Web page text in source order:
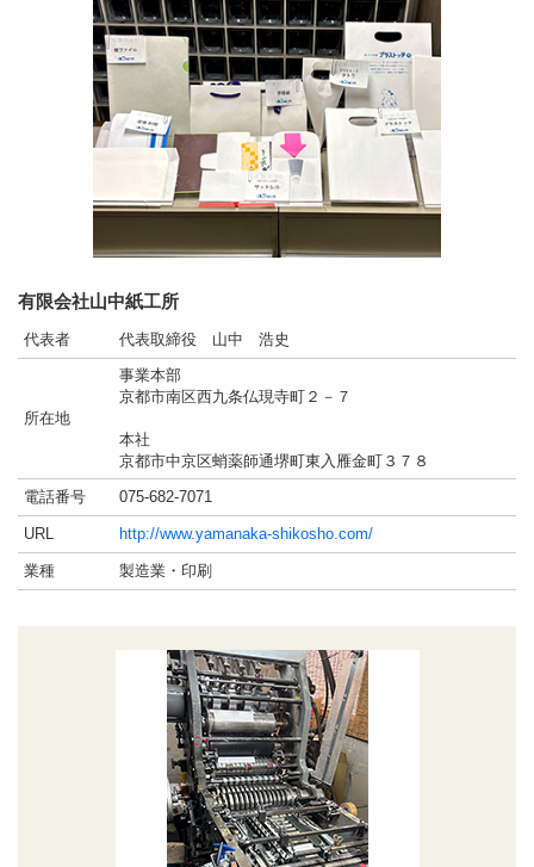
有限会社山中紙工所
代表者 代表取締役 山中 浩史
所在地
事業本部
京都市南区西九条仏現寺町２－７
本社
京都市中京区蛸薬師通堺町東入雁金町３７８
電話番号
075-682-7071
URL http://www.yamanaka-shikosho.com/
業種 製造業・印刷